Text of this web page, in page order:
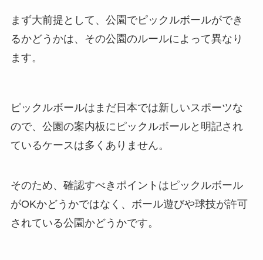
まず大前提として、公園でピックルボールができ
るかどうかは、その公園のルールによって異なり
ます。
ピックルボールはまだ日本では新しいスポーツな
ので、公園の案内板にピックルボールと明記され
ているケースは多くありません。
そのため、確認すべきポイントはピックルボール
がOKかどうかではなく、ボール遊びや球技が許可
されている公園かどうかです。